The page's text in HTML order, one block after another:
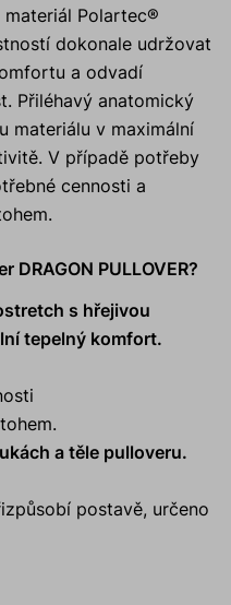
materiál Polartec®
dokonale udržovat
a odvadí
Přiléhavý anatomický
materiálu v maximální
V případě potřeby
cennosti a
PULLOVER?
s hřejivou
tepelný komfort.
a těle pulloveru.
postavě, určeno